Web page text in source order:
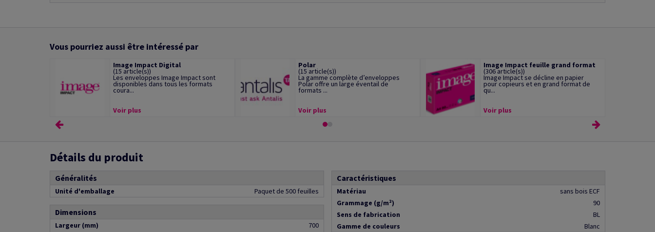
Vous pourriez aussi être intéressé par
Image Impact Digital
(15 article(s))
Les enveloppes Image Impact sont
disponibles dans tous les formats
coura...
Voir plus
Polar
(15 article(s))
La gamme complète d’enveloppes
Polar offre un large éventail de
formats ...
Voir plus
Image Impact feuille grand format
(306 article(s))
Image Impact se décline en papier
pour copieurs et en grand format de
qu...
Voir plus
Détails du produit
Généralités
Unité d'emballage Paquet de 500 feuilles
Dimensions
Largeur (mm)
700
Caractéristiques
Matériau
sans bois ECF
Grammage (g/m²)
90
Sens de fabrication
BL
Gamme de couleurs
Blanc